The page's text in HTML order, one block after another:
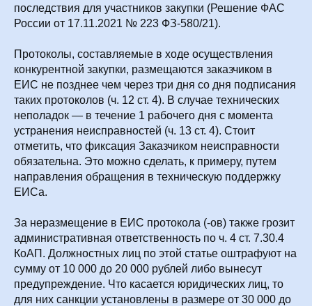
последствия для участников закупки (Решение ФАС
России от 17.11.2021 № 223 ФЗ-580/21).
Протоколы, составляемые в ходе осуществления
конкурентной закупки, размещаются заказчиком в
ЕИС не позднее чем через три дня со дня подписания
таких протоколов (ч. 12 ст. 4). В случае технических
неполадок — в течение 1 рабочего дня с момента
устранения неисправностей (ч. 13 ст. 4). Стоит
отметить, что фиксация Заказчиком неисправности
обязательна. Это можно сделать, к примеру, путем
направления обращения в техническую поддержку
ЕИСа.
За неразмещение в ЕИС протокола (-ов) также грозит
административная ответственность по ч. 4 ст. 7.30.4
КоАП. Должностных лиц по этой статье оштрафуют на
сумму от 10 000 до 20 000 рублей либо вынесут
предупреждение. Что касается юридических лиц, то
для них санкции установлены в размере от 30 000 до